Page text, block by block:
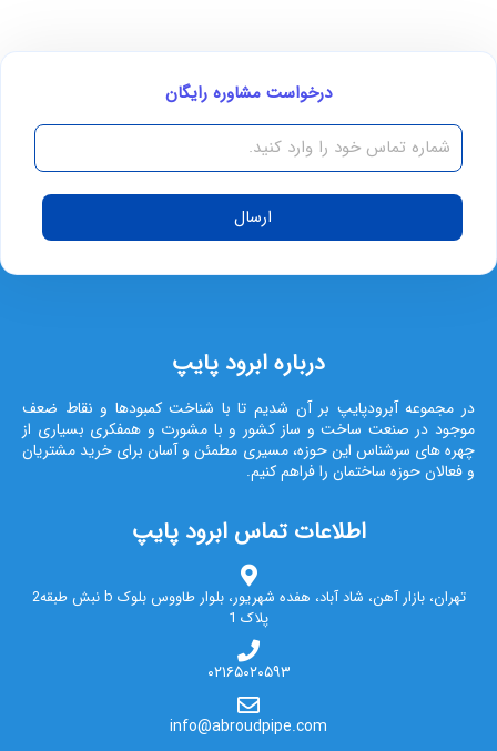
درخواست مشاوره رایگان
ارسال
درباره ابرود پایپ
در مجموعه آبرودپایپ بر آن شدیم تا با شناخت کمبودها و نقاط ضعف
موجود در صنعت ساخت و ساز کشور و با مشورت و همفکری بسیاری از
چهره های سرشناس این حوزه، مسیری مطمئن و آسان برای خرید مشتریان
و فعالان حوزه ساختمان را فراهم کنیم.
اطلاعات تماس ابرود پایپ
تهران، بازار آهن، شاد آباد، هفده شهریور، بلوار طاووس بلوک b نبش طبقه2
پلاک 1
۰۲۱۶۵۰۲۰۵۹۳
info@abroudpipe.com